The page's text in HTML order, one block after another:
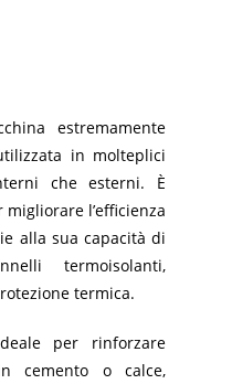
estremamente
in molteplici
che esterni. È
l’efficienza
alla sua capacità di
termoisolanti,
termica.
per rinforzare
cemento o calce,